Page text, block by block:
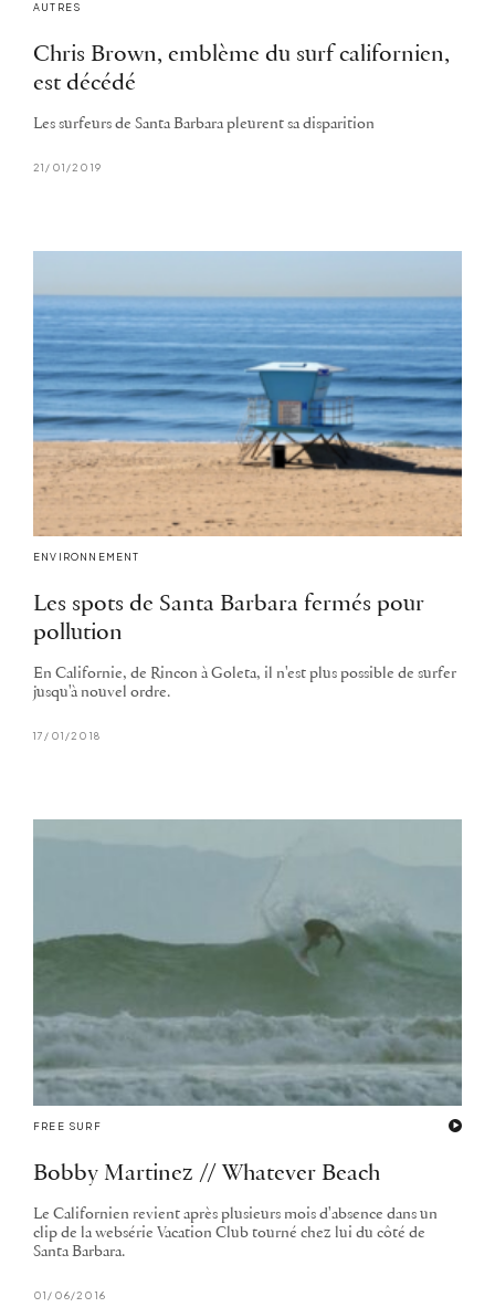
AUTRES
Chris Brown, emblème du surf californien,
est décédé
Les surfeurs de Santa Barbara pleurent sa disparition
21/01/2019
ENVIRONNEMENT
Les spots de Santa Barbara fermés pour
pollution
En Californie, de Rincon à Goleta, il n'est plus possible de surfer
jusqu'à nouvel ordre.
17/01/2018
FREE SURF
Bobby Martinez // Whatever Beach
Le Californien revient après plusieurs mois d'absence dans un
clip de la websérie Vacation Club tourné chez lui du côté de
Santa Barbara.
01/06/2016